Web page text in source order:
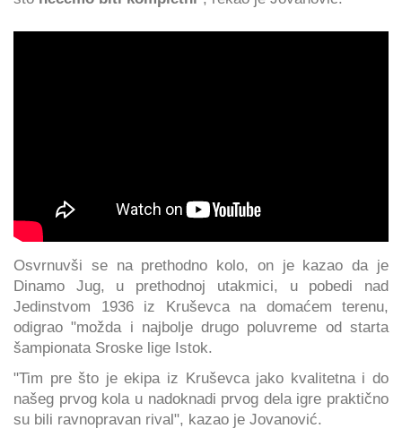
Osvrnuvši se na prethodno kolo, on je kazao da je
Dinamo Jug, u prethodnoj utakmici, u pobedi nad
Jedinstvom 1936 iz Kruševca na domaćem terenu,
odigrao "možda i najbolje drugo poluvreme od starta
šampionata Sroske lige Istok.
"Tim pre što je ekipa iz Kruševca jako kvalitetna i do
našeg prvog kola u nadoknadi prvog dela igre praktično
su bili ravnopravan rival", kazao je Jovanović.